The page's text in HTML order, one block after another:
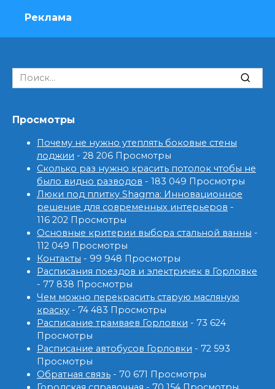
Реклама
Search
for:
Просмотры
Почему не нужно утеплять боковые стены
лоджии - 28 206 Просмотры
Сколько раз нужно красить потолок чтобы не
было видно разводов - 183 049 Просмотры
Люки под плитку Shagma: Инновационное
решение для современных интерьеров -
116 202 Просмотры
Основные критерии выбора стальной ванны -
112 049 Просмотры
Контакты - 99 948 Просмотры
Расписания поездов и электричек в Горловке
- 77 838 Просмотры
Чем можно перекрасить старую масляную
краску - 74 483 Просмотры
Расписание трамваев Горловки - 73 624
Просмотры
Расписание автобусов Горловки - 72 593
Просмотры
Обратная связь - 70 671 Просмотры